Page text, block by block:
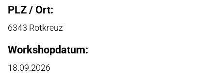
PLZ / Ort:
6343 Rotkreuz
Workshopdatum:
18.09.2026